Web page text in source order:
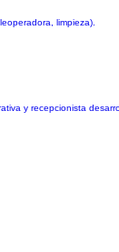
limpieza).
y recepcionista